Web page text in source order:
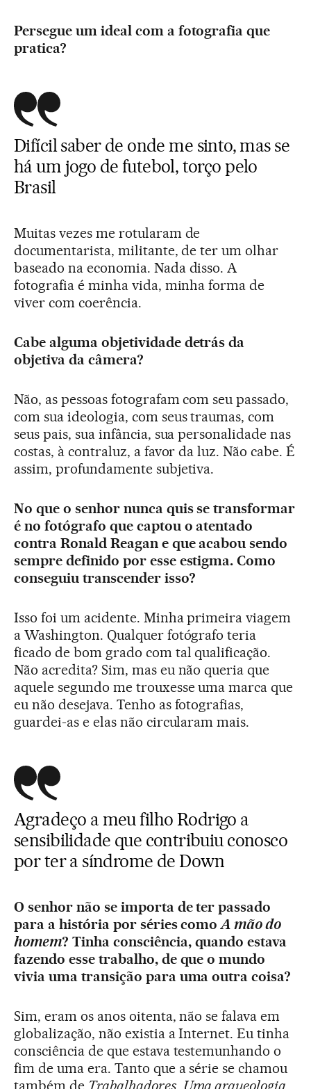
Persegue um ideal com a fotografia que
pratica?
Difícil saber de onde me sinto, mas se
há um jogo de futebol, torço pelo
Brasil
Muitas vezes me rotularam de
documentarista, militante, de ter um olhar
baseado na economia. Nada disso. A
fotografia é minha vida, minha forma de
viver com coerência.
Cabe alguma objetividade detrás da
objetiva da câmera?
Não, as pessoas fotografam com seu passado,
com sua ideologia, com seus traumas, com
seus pais, sua infância, sua personalidade nas
costas, à contraluz, a favor da luz. Não cabe. É
assim, profundamente subjetiva.
No que o senhor nunca quis se transformar
é no fotógrafo que captou o atentado
contra Ronald Reagan e que acabou sendo
sempre definido por esse estigma. Como
conseguiu transcender isso?
Isso foi um acidente. Minha primeira viagem
a Washington. Qualquer fotógrafo teria
ficado de bom grado com tal qualificação.
Não acredita? Sim, mas eu não queria que
aquele segundo me trouxesse uma marca que
eu não desejava. Tenho as fotografias,
guardei-as e elas não circularam mais.
Agradeço a meu filho Rodrigo a
sensibilidade que contribuiu conosco
por ter a síndrome de Down
O senhor não se importa de ter passado
para a história por séries comoA mão do
homem? Tinha consciência, quando estava
fazendo esse trabalho, de que o mundo
vivia uma transição para uma outra coisa?
Sim, eram os anos oitenta, não se falava em
globalização, não existia a Internet. Eu tinha
consciência de que estava testemunhando o
fim de uma era. Tanto que a série se chamou
também de Trabalhadores, Uma arqueologia